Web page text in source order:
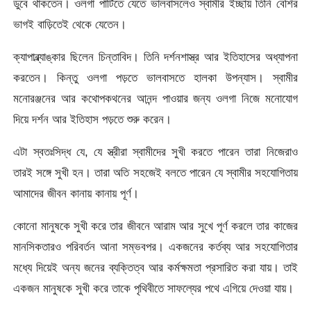
ডুবে থাকতেন। ওলগা পার্টিতে যেতে ভালবাসলেও স্বামীর ইচ্ছায় তিনি বেশির
ভাগই বাড়িতেই থেকে যেতেন।
ক্যাপাব্ল্যাঙ্কার ছিলেন চিন্তাবিদ। তিনি দর্শনশাস্ত্র আর ইতিহাসের অধ্যাপনা
করতেন। কিন্তু ওলগা পড়তে ভালবাসতে হালকা উপন্যাস। স্বামীর
মনোরঞ্জনের আর কথোপকথনের আনন্দ পাওয়ার জন্য ওলগা নিজে মনোযোগ
দিয়ে দর্শন আর ইতিহাস পড়তে শুরু করেন।
এটা স্বতঃসিদ্ধ যে, যে স্ত্রীরা স্বামীদের সুখী করতে পারেন তারা নিজেরাও
তারই সঙ্গে সুখী হন। তারা অতি সহজেই বলতে পারেন যে স্বামীর সহযোগিতায়
আমাদের জীবন কানায় কানায় পূর্ণ।
কোনো মানুষকে সুখী করে তার জীবনে আরাম আর সুখে পূর্ণ করলে তার কাজের
মানসিকতারও পরিবর্তন আনা সম্ভবপর। একজনের কর্তব্য আর সহযোগিতার
মধ্যে দিয়েই অন্য জনের ব্যক্তিত্ব আর কর্মক্ষমতা প্রসারিত করা যায়। তাই
একজন মানুষকে সুখী করে তাকে পৃথিবীতে সাফল্যের পথে এগিয়ে দেওয়া যায়।